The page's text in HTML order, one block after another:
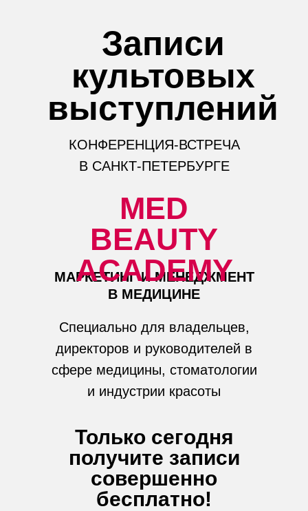
Записи
культовых
выступлений
Специально для владельцев,
директоров и руководителей в
сфере медицины, стоматологии
и индустрии красоты
МАРКЕТИНГ И МЕНЕДЖМЕНТ
В МЕДИЦИНЕ
MED
BEAUTY
ACADEMY
КОНФЕРЕНЦИЯ-ВСТРЕЧА
В САНКТ-ПЕТЕРБУРГЕ
Только сегодня
получите записи
совершенно
бесплатно!